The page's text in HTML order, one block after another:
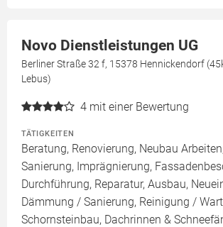
Novo Dienstleistungen UG
Berliner Straße 32 f, 15378 Hennickendorf
Lebus)
4 mit einer Bewertung
TÄTIGKEITEN
Beratung, Renovierung, Neubau
Sanierung, Imprägnierung,
Durchführung, Reparatur, Ausbau,
Dämmung / Sanierung, Reinigung /
Schornsteinbau, Dachrinnen &